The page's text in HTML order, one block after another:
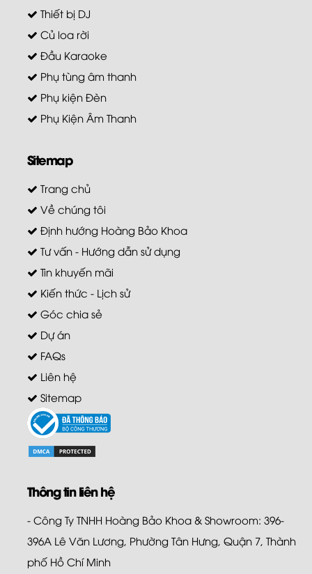
Thiết bị DJ
Củ loa rời
Đầu Karaoke
Phụ tùng âm thanh
Phụ kiện Đèn
Phụ Kiện Âm Thanh
Sitemap
Trang chủ
Về chúng tôi
Định hướng Hoàng Bảo Khoa
Tư vấn - Hướng dẫn sử dụng
Tin khuyến mãi
Kiến thức - Lịch sử
Góc chia sẻ
Dự án
FAQs
Liên hệ
Sitemap
Thông tin liên hệ
- Công Ty TNHH Hoàng Bảo Khoa & Showroom: 396-
396A Lê Văn Lương, Phường Tân Hưng, Quận 7, Thành
phố Hồ Chí Minh